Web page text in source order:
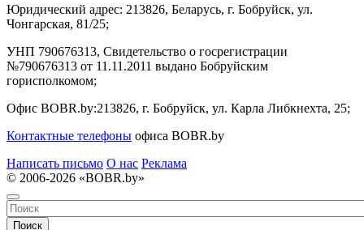
Юридический адрес: 213826, Беларусь, г. Бобруйск, ул.
Чонгарская, 81/25;
УНП 790676313, Свидетельство о госрегистрации
№790676313 от 11.11.2011 выдано Бобруйским
горисполкомом;
Офис BOBR.by:213826, г. Бобруйск, ул. Карла Либкнехта, 25;
Контактные телефоны офиса BOBR.by
Написать письмо О нас Реклама
© 2006-2026 «BOBR.by»
Поиск